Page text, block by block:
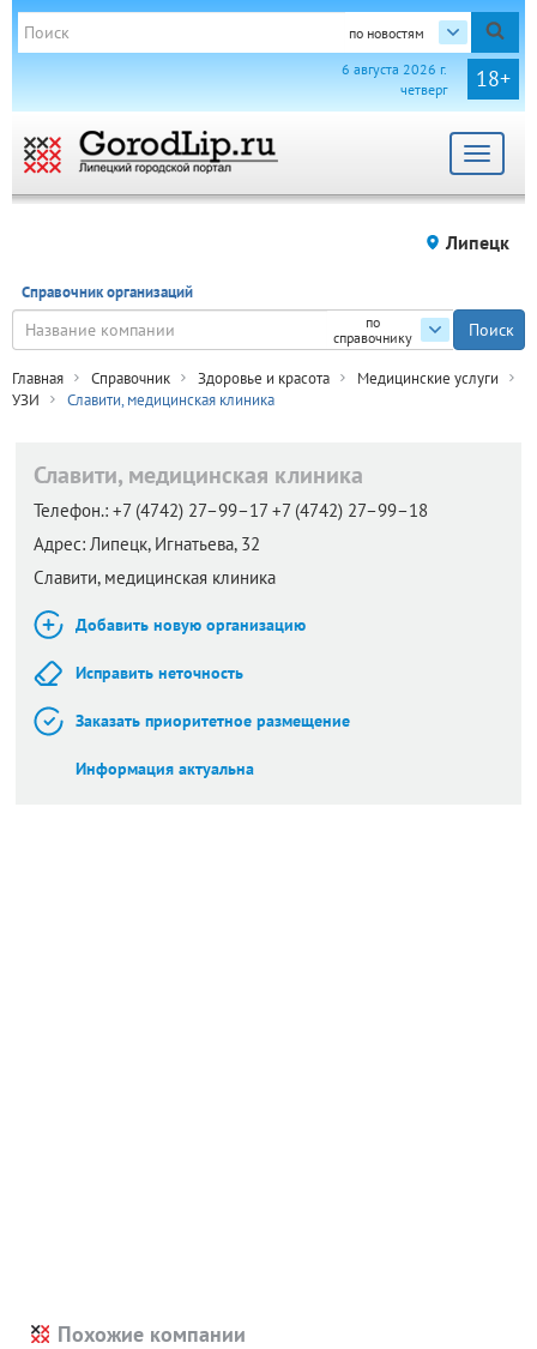
по новостям
18+
6 августа 2026 г.
четверг
Toggle
Липецк
Справочник организаций
по
справочнику
Главная Справочник Здоровье и красота
Медицинские услуги
УЗИ
Славити, медицинская клиника
Славити, медицинская клиника
Телефон.: +7 (4742) 27–99–17 +7 (4742) 27–99–18
Адрес: Липецк, Игнатьева, 32
Славити, медицинская клиника
Добавить новую организацию
Исправить неточность
Заказать приоритетное размещение
Информация актуальна
Похожие компании